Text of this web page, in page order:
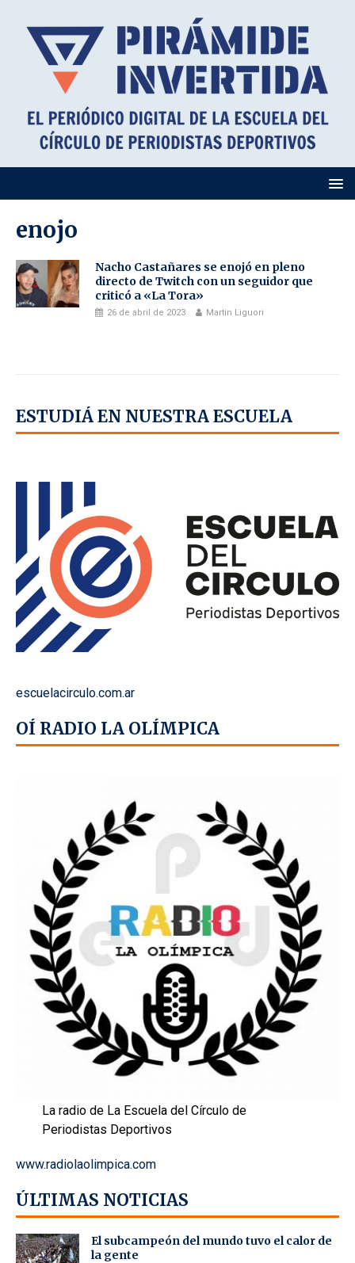
enojo
Nacho Castañares se enojó en pleno
directo de Twitch con un seguidor que
criticó a «La Tora»
26 de abril de 2023 Martin Liguori
ESTUDIÁ EN NUESTRA ESCUELA
escuelacirculo.com.ar
OÍ RADIO LA OLÍMPICA
La radio de La Escuela del Círculo de
Periodistas Deportivos
www.radiolaolimpica.com
ÚLTIMAS NOTICIAS
El subcampeón del mundo tuvo el calor de
la gente